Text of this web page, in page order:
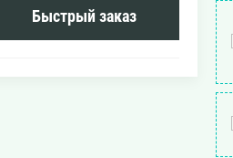
Быстрый заказ